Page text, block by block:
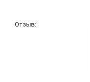
Отзыв: